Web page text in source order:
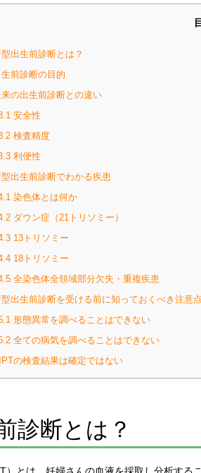
出生前診断とは？
前診断の目的
の出生前診断との違い
安全性
検査精度
利便性
出生前診断でわかる疾患
染色体とは何か
ダウン症（21トリソミー）
13トリソミー
18トリソミー
全染色体全領域部分欠失・重複疾患
出生前診断を受ける前に知っておくべき注意点
形態異常を調べることはできない
全ての病気を調べることはできない
の検査結果は確定ではない
診断とは？